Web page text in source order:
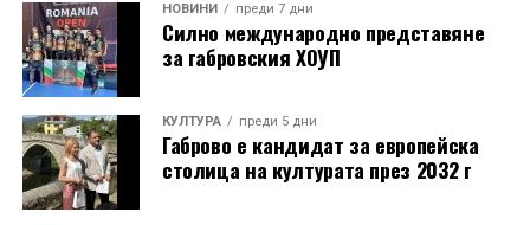
НОВИНИ преди 7 дни
Силно международно представяне
за габровския ХОУП
КУЛТУРА преди 5 дни
Габрово е кандидат за европейска
столица на културата през 2032 г